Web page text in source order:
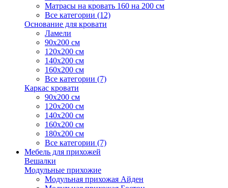
Матрасы на кровать 160 на 200 см
Все категории (12)
Основание для кровати
Ламели
90х200 см
120х200 см
140х200 см
160х200 см
Все категории (7)
Каркас кровати
90х200 см
120х200 см
140х200 см
160х200 см
180х200 см
Все категории (7)
Мебель для прихожей
Вешалки
Модульные прихожие
Модульная прихожая Айден